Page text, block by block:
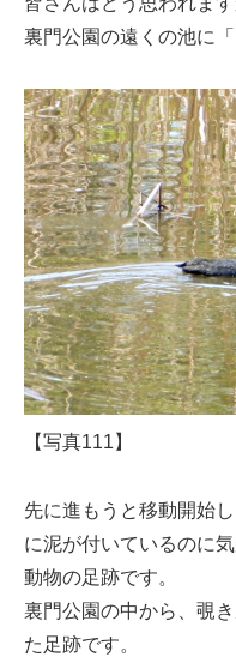
裏門公園の遠くの池に
【写真111】
先に進もうと移動開始
に泥が付いているのに気
動物の足跡です。
裏門公園の中から、覗
た足跡です。